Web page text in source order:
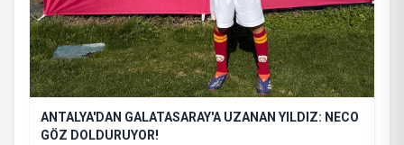
ANTALYA'DAN GALATASARAY'A UZANAN YILDIZ: NECO
GÖZ DOLDURUYOR!